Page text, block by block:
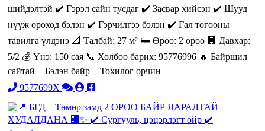
шийдэлтэй ✔️ Гэрэл сайн тусдаг ✔️ Засвар хийсэн ✔️ Шууд
нүүж ороход бэлэн ✔️ Гэрчилгээ бэлэн ✔️ Гал тогооны
тавилга үлдэнэ 📐 Талбай: 27 м² 🛏 Өрөө: 2 өрөө 🏢 Давхар:
5/2 💰 Үнэ: 150 сая 📞 Холбоо барих: 95776996 🔥 Байршил
сайтай + Бэлэн байр + Тохилог орчин
9577699X